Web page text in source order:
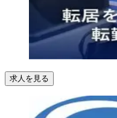
求人を見る